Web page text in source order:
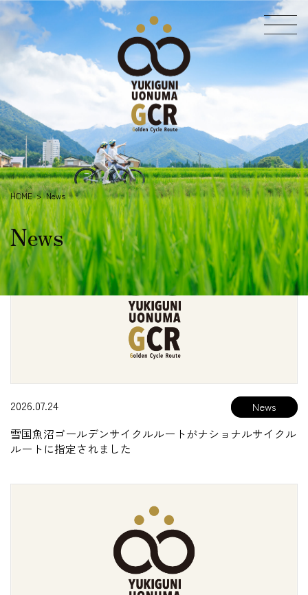
コ
ン
テ
ス
キ
ッ
プ
ナ
ビ
ゲ
ン
に
移
動
News
HOME News
雪国魚沼ゴールデンサイクルルートがナショナルサイクル
ルートに指定されました
2026.07.24